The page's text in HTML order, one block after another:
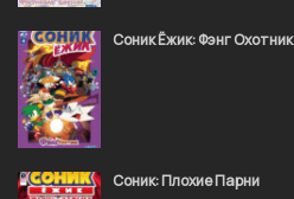
February 14, 2024
Соник Ёжик: Фэнг Охотник
Соник: Плохие Парни